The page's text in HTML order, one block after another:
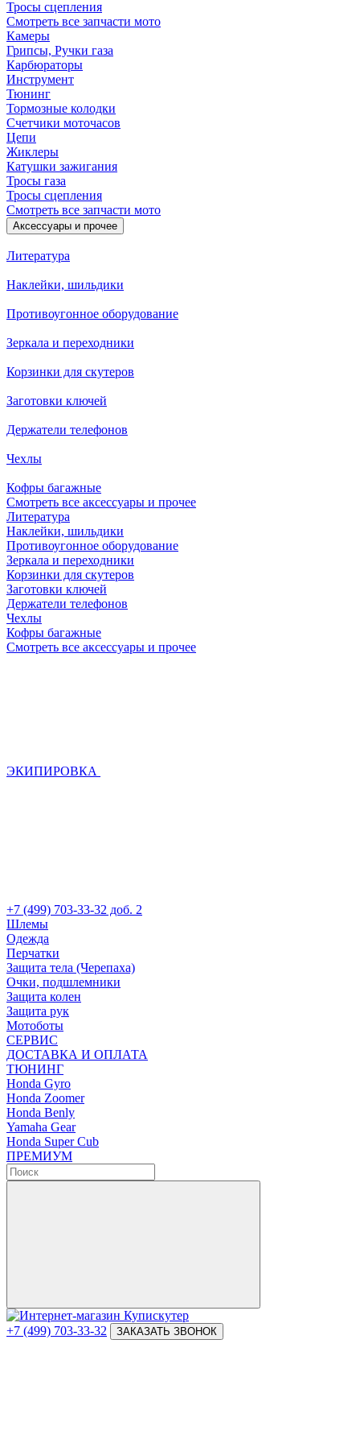
Тросы сцепления
Смотреть все запчасти мото
Камеры
Грипсы, Ручки газа
Карбюраторы
Инструмент
Тюнинг
Тормозные колодки
Счетчики моточасов
Цепи
Жиклеры
Катушки зажигания
Тросы газа
Тросы сцепления
Смотреть все запчасти мото
Аксессуары и прочее
Литература
Наклейки, шильдики
Противоугонное оборудование
Зеркала и переходники
Корзинки для скутеров
Заготовки ключей
Держатели телефонов
Чехлы
Кофры багажные
Смотреть все аксессуары и прочее
Литература
Наклейки, шильдики
Противоугонное оборудование
Зеркала и переходники
Корзинки для скутеров
Заготовки ключей
Держатели телефонов
Чехлы
Кофры багажные
Смотреть все аксессуары и прочее
ЭКИПИРОВКА
+7 (499) 703-33-32 доб. 2
Шлемы
Одежда
Перчатки
Защита тела (Черепаха)
Очки, подшлемники
Защита колен
Защита рук
Мотоботы
СЕРВИС
ДОСТАВКА И ОПЛАТА
ТЮНИНГ
Honda Gyro
Honda Zoomer
Honda Benly
Yamaha Gear
Honda Super Cub
ПРЕМИУМ
+7 (499) 703-33-32 ЗАКАЗАТЬ ЗВОНОК